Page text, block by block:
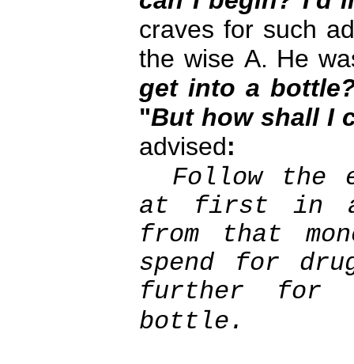
craves for such
the wise А. He
get into a
"But how shall I
advised:
Follow the
at first in a
from that
spend for
further for
bottle.